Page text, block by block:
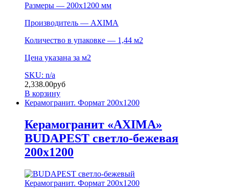
Размеры — 200х1200 мм
Производитель — AXIMA
Количество в упаковке — 1,44 м2
Цена указана за м2
SKU: n/a
2,338.00руб
В корзину
Керамогранит. Формат 200х1200
Керамогранит «AXIMA»
BUDAPEST светло-бежевая
200х1200
Керамогранит. Формат 200х1200